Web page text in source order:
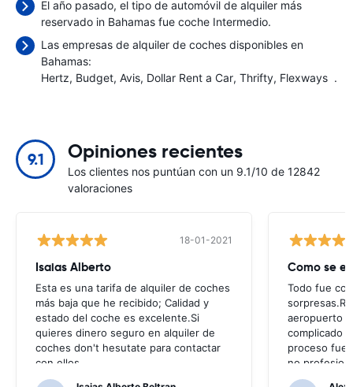
El año pasado, el tipo de automóvil de alquiler más
reservado in Bahamas fue coche Intermedio.
Las empresas de alquiler de coches disponibles en
Bahamas:
Hertz Budget Avis Dollar Rent a Car Thrifty Flexways .
9.1 Opiniones recientes
Los clientes nos puntúan con un 9.1/10 de 12842
valoraciones
18-01-2021
Isaias Alberto
Esta es una tarifa de alquiler de coches
más baja que he recibido; Calidad y
estado del coche es excelente.Si
quieres dinero seguro en alquiler de
coches don't hesutate para contactar
con ellos
Como se
Todo fue
aeropuerto
complicado
proceso fue
no